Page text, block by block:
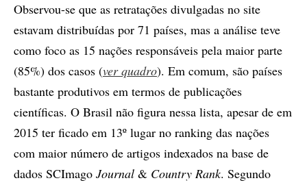
Observou-se que as retratações divulgadas no site
estavam distribuídas por 71 países, mas a análise teve
como foco as 15 nações responsáveis pela maior parte
(85%) dos casos (ver quadro). Em comum, são países
bastante produtivos em termos de publicações
científicas. O Brasil não figura nessa lista, apesar de em
2015 ter ficado em 13º lugar no ranking das nações
com maior número de artigos indexados na base de
dados SCImago Journal & Country Rank. Segundo